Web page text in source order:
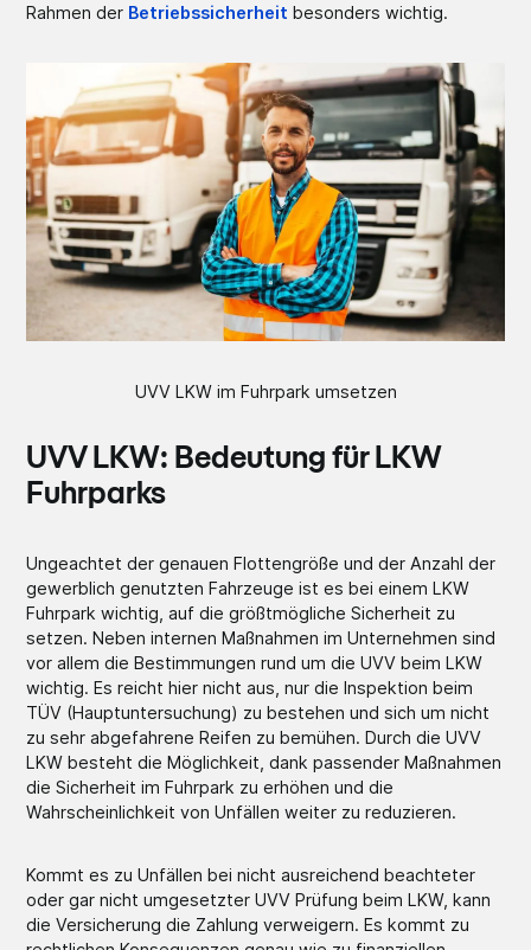
Rahmen der Betriebssicherheit besonders wichtig.
UVV LKW im Fuhrpark umsetzen
UVV LKW: Bedeutung für LKW
Fuhrparks
Ungeachtet der genauen Flottengröße und der Anzahl der
gewerblich genutzten Fahrzeuge ist es bei einem LKW
Fuhrpark wichtig, auf die größtmögliche Sicherheit zu
setzen. Neben internen Maßnahmen im Unternehmen sind
vor allem die Bestimmungen rund um die UVV beim LKW
wichtig. Es reicht hier nicht aus, nur die Inspektion beim
TÜV (Hauptuntersuchung) zu bestehen und sich um nicht
zu sehr abgefahrene Reifen zu bemühen. Durch die UVV
LKW besteht die Möglichkeit, dank passender Maßnahmen
die Sicherheit im Fuhrpark zu erhöhen und die
Wahrscheinlichkeit von Unfällen weiter zu reduzieren.
Kommt es zu Unfällen bei nicht ausreichend beachteter
oder gar nicht umgesetzter UVV Prüfung beim LKW, kann
die Versicherung die Zahlung verweigern. Es kommt zu